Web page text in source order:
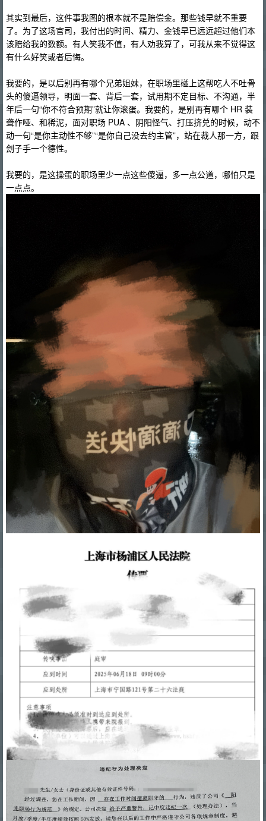
其实到最后，这件事我图的根本就不是赔偿金。那些钱早就不重要
了。为了这场官司，我付出的时间、精力、金钱早已远远超过他们本
该赔给我的数额。有人笑我不值，有人劝我算了，可我从来不觉得这
有什么好笑或者后悔。
我要的，是以后别再有哪个兄弟姐妹，在职场里碰上这帮吃人不吐骨
头的傻逼领导，明面一套、背后一套，试用期不定目标、不沟通，半
年后一句“你不符合预期”就让你滚蛋。我要的，是别再有哪个 HR 装
聋作哑、和稀泥，面对职场 PUA 、阴阳怪气、打压挤兑的时候，动不
动一句“是你主动性不够”“是你自己没去约主管”，站在裁人那一方，跟
刽子手一个德性。
我要的，是这操蛋的职场里少一点这些傻逼，多一点公道，哪怕只是
一点点。